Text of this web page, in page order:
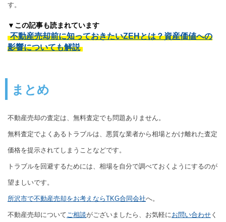
す。
▼この記事も読まれています
不動産売却前に知っておきたいZEHとは？資産価値への
影響についても解説
まとめ
不動産売却の査定は、無料査定でも問題ありません。
無料査定でよくあるトラブルは、悪質な業者から相場とかけ離れた査定
価格を提示されてしまうことなどです。
トラブルを回避するためには、相場を自分で調べておくようにするのが
望ましいです。
所沢市で不動産売却をお考えならTKG合同会社へ。
不動産売却について ご相談がございましたら、お気軽に お問い合わせ く